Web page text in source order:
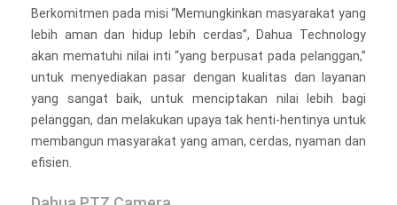
Berkomitmen pada misi “Memungkinkan masyarakat yang
lebih aman dan hidup lebih cerdas”, Dahua Technology
akan mematuhi nilai inti “yang berpusat pada pelanggan,”
untuk menyediakan pasar dengan kualitas dan layanan
yang sangat baik, untuk menciptakan nilai lebih bagi
pelanggan, dan melakukan upaya tak henti-hentinya untuk
membangun masyarakat yang aman, cerdas, nyaman dan
efisien.